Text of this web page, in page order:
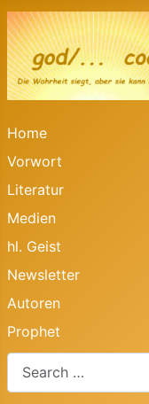
Home
Vorwort
Literatur
Medien
hl. Geist
Newsletter
Autoren
Prophet
Search